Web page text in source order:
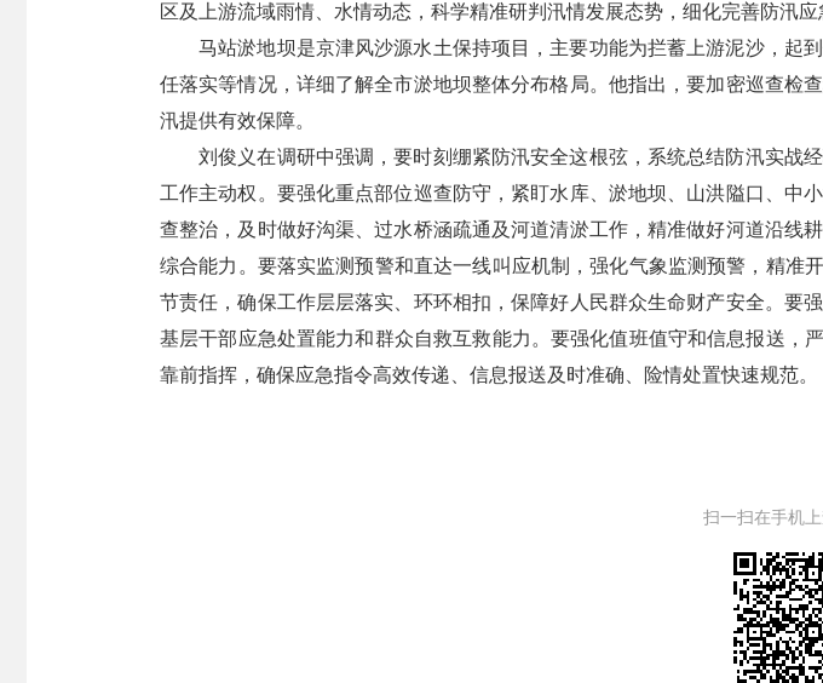
区及上游流域雨情、水情动态，科学精准研判汛情发展态势，细化完善防汛
马站淤地坝是京津风沙源水土保持项目，主要功能为拦蓄上游泥沙，起
任落实等情况，详细了解全市淤地坝整体分布格局。他指出，要加密巡查检
汛提供有效保障。
刘俊义在调研中强调，要时刻绷紧防汛安全这根弦，系统总结防汛实战
工作主动权。要强化重点部位巡查防守，紧盯水库、淤地坝、山洪隘口、
查整治，及时做好沟渠、过水桥涵疏通及河道清淤工作，精准做好河道沿线
综合能力。要落实监测预警和直达一线叫应机制，强化气象监测预警，精准
节责任，确保工作层层落实、环环相扣，保障好人民群众生命财产安全。要
基层干部应急处置能力和群众自救互救能力。要强化值班值守和信息报送，
靠前指挥，确保应急指令高效传递、信息报送及时准确、险情处置快速规范。
扫一扫在手机